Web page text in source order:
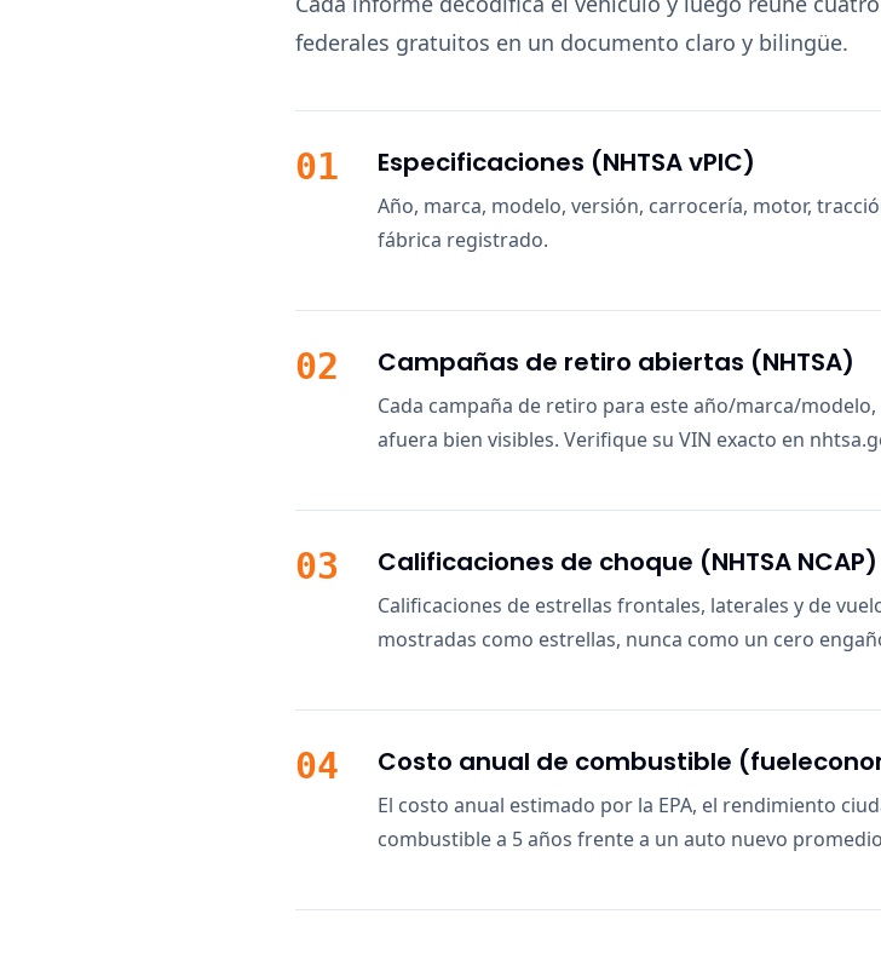
federales gratuitos en un documento claro y bilingüe.
01 Especificaciones (NHTSA vPIC)
Año, marca, modelo, versión, carrocería, motor,
fábrica registrado.
02 Campañas de retiro abiertas (NHTSA)
Cada campaña de retiro para este año/marca/
afuera bien visibles. Verifique su VIN exacto en
03 Calificaciones de choque (NHTSA NCAP)
Calificaciones de estrellas frontales, laterales y de
mostradas como estrellas, nunca como un cero
04 Costo anual de combustible
El costo anual estimado por la EPA, el rendimiento
combustible a 5 años frente a un auto nuevo